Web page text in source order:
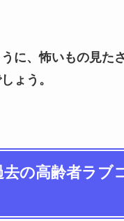
に、怖いもの見た
ょう。
の高齢者ラブ